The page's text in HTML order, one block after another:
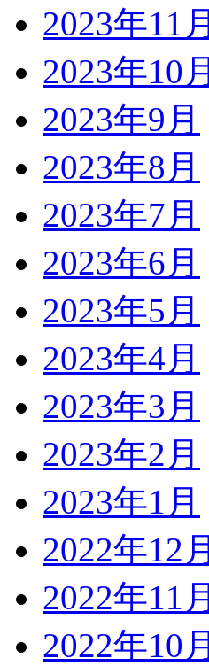
2023年11月
2023年10月
2023年9月
2023年8月
2023年7月
2023年6月
2023年5月
2023年4月
2023年3月
2023年2月
2023年1月
2022年12月
2022年11月
2022年10月